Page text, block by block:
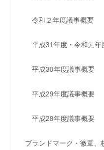
令和２年度議事概要
平成31年度・令和元年
平成30年度議事概要
平成29年度議事概要
平成28年度議事概要
ブランドマーク・徽章、